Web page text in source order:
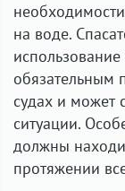
на воде.
судах и может
ситуации.
должны
протяжении